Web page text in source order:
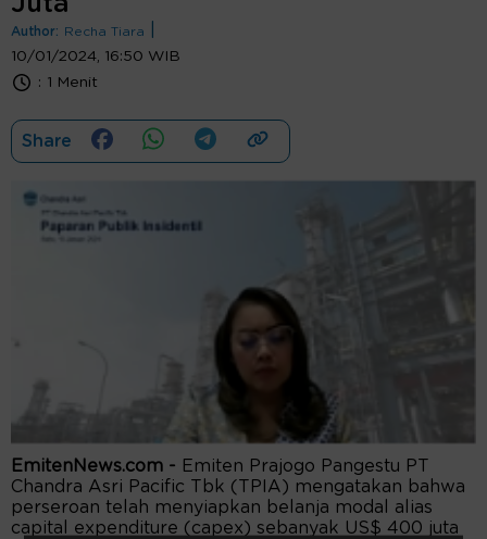
Author: Recha Tiara
10/01/2024, 16:50 WIB
: 1 Menit
Share
EmitenNews.com - Emiten Prajogo Pangestu PT
Chandra Asri Pacific Tbk (TPIA) mengatakan bahwa
perseroan telah menyiapkan belanja modal alias
capital expenditure (capex) sebanyak US$ 400 juta